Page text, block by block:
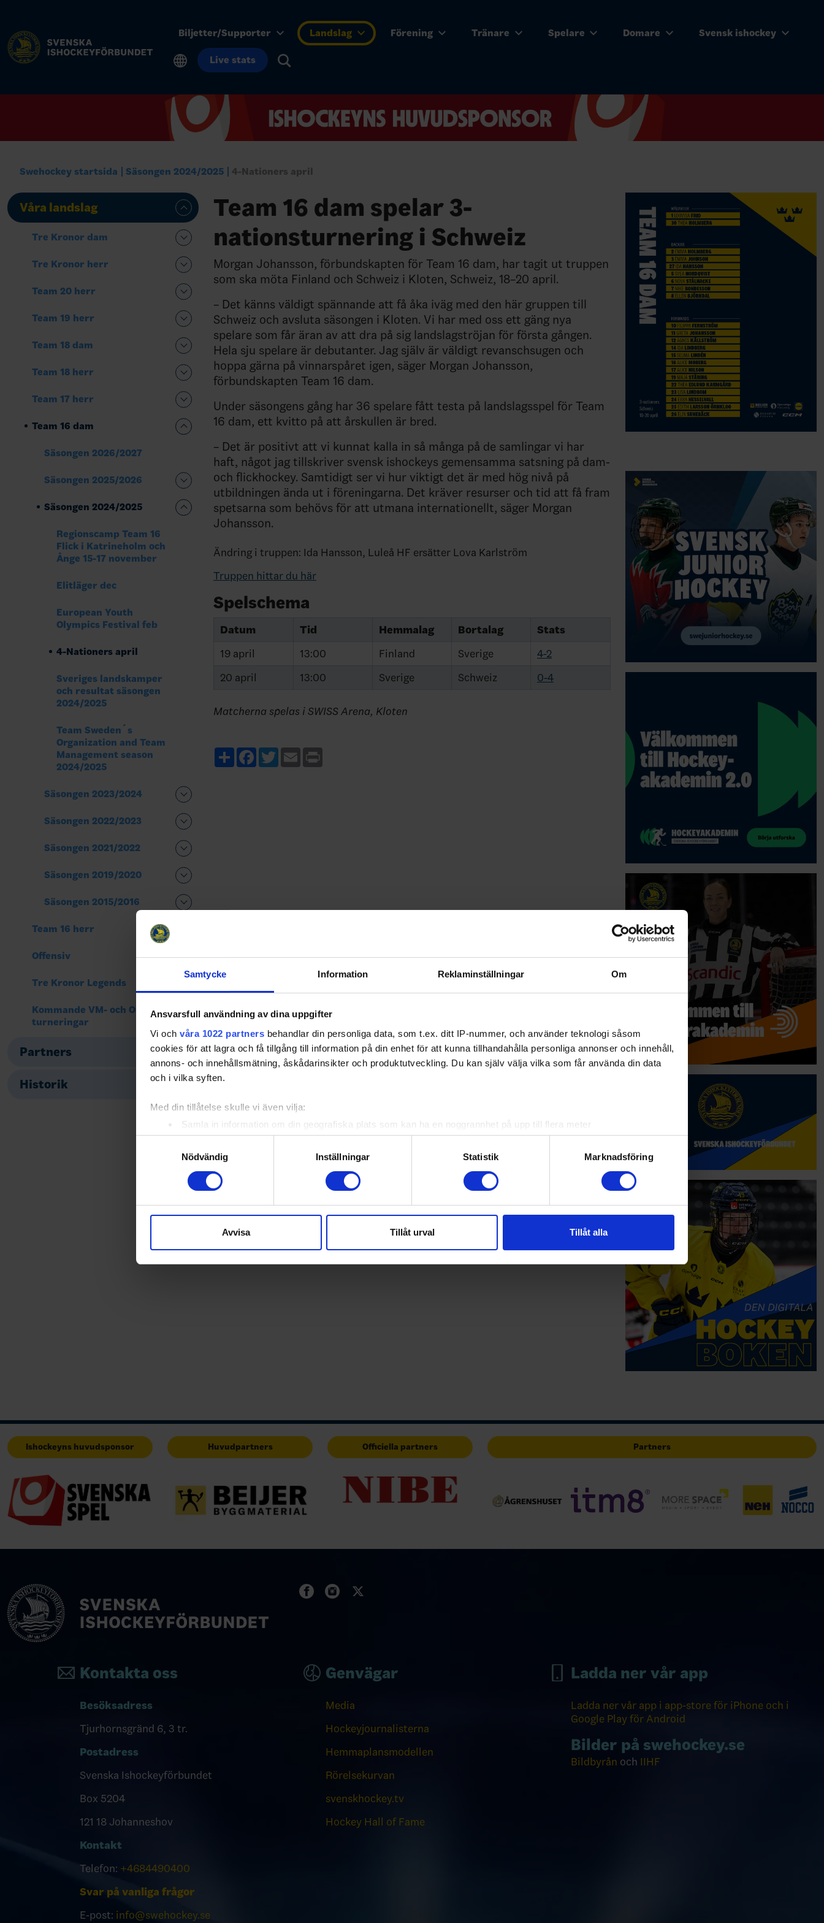
Samtycke Information Reklaminställningar Om
Ansvarsfull användning av dina uppgifter
Vi och våra 1022 partners behandlar din personliga data, som t.ex. ditt IP-nummer, och använder teknologi såsom
cookies för att lagra och få tillgång till information på din enhet för att kunna tillhandahålla personliga annonser och innehåll,
annons- och innehållsmätning, åskådarinsikter och produktutveckling. Du kan själv välja vilka som får använda din data
och i vilka syften.
Med din tillåtelse skulle vi även vilja:
Samla in information om din geografiska plats som kan ha en noggrannhet på upp till flera meter
Identifiera din enhet genom att aktivt skanna den för specifika kännetecken (fingeravtryck)
Ta reda på mer om hur dina personliga uppgifter behandlas och ställ in dina preferenser i
detaljsektionen. Du kan ändra
eller dra tillbaka ditt samtycke när som helst från cookie-förklaringen.
sociala medier och analysera vår trafik. Vi vidarebefordrar även sådana identifierare och annan information från din enhet
till de sociala medier och annons- och analysföretag som vi samarbetar med. Dessa kan i sin tur kombinera informationen
Nödvändig
Inställningar Statistik Marknadsföring
Avvisa Tillåt urval Tillåt alla
Biljetter/Supporter Landslag Förening Tränare Spelare Domare Svensk ishockey
Live stats
Swehockey startsida Säsongen 2024/2025 4-Nationers april
Våra landslag
Tre Kronor dam
Tre Kronor herr
Team 20 herr
Team 19 herr
Team 18 dam
Team 18 herr
Team 17 herr
Team 16 dam
Säsongen 2026/2027
Säsongen 2025/2026
Säsongen 2024/2025
Regionscamp Team 16
Flick i Katrineholm och
Ånge 15-17 november
Elitläger dec
European Youth
Olympics Festival feb
4-Nationers april
Sveriges landskamper
och resultat säsongen
2024/2025
Team Sweden´s
Organization and Team
Management season
2024/2025
Säsongen 2023/2024
Säsongen 2022/2023
Säsongen 2021/2022
Säsongen 2019/2020
Säsongen 2015/2016
Team 16 herr
Offensiv
Tre Kronor Legends
Kommande VM- och OS-
turneringar
Partners
Historik
Team 16 dam spelar 3-
nationsturnering i Schweiz
Morgan Johansson, förbundskapten för Team 16 dam, har tagit ut truppen
som ska möta Finland och Schweiz i Kloten, Schweiz, 18–20 april.
– Det känns väldigt spännande att få åka iväg med den här gruppen till
Schweiz och avsluta säsongen i Kloten. Vi har med oss ett gäng nya
spelare som får äran av att dra på sig landslagströjan för första gången.
Hela sju spelare är debutanter. Jag själv är väldigt revanschsugen och
hoppa gärna på vinnarspåret igen, säger Morgan Johansson,
förbundskapten Team 16 dam.
Under säsongens gång har 36 spelare fått testa på landslagsspel för Team
16 dam, ett kvitto på att årskullen är bred.
– Det är positivt att vi kunnat kalla in så många på de samlingar vi har
haft, något jag tillskriver svensk ishockeys gemensamma satsning på dam-
och flickhockey. Samtidigt ser vi hur viktigt det är med hög nivå på
utbildningen ända ut i föreningarna. Det kräver resurser och tid att få fram
spetsarna som behövs för att utmana internationellt, säger Morgan
Johansson.
Ändring i truppen: Ida Hansson, Luleå HF ersätter Lova Karlström
Truppen hittar du här
Spelschema
Datum Tid Hemmalag Bortalag
Stats
19 april
13:00 Finland Sverige
4-2
20 april
13:00 Sverige Schweiz 0-4
Matcherna spelas i SWISS Arena, Kloten
ShareFacebook
TwitterEmail
Ishockeyns huvudsponsor Huvudpartners Officiella partners Partners
Kontakta oss
Besöksadress
Tjurhornsgränd 6, 3 tr.
Postadress
Svenska Ishockeyförbundet
Box 5204
121 18 Johanneshov
Kontakt
Telefon: +4684490400
Svar på vanliga frågor
E-post: info@swehockey.se
Genvägar
Media
Hockeyjournalisterna
Hemmaplansmodellen
Rörelsekurvan
svenskhockey.tv
Hockey Hall of Fame
Ladda ner vår app
Ladda ner vår app i app-store för iPhone och i
Google Play för Android
Bilder på swehockey.se
Bildbyrån och IIHF